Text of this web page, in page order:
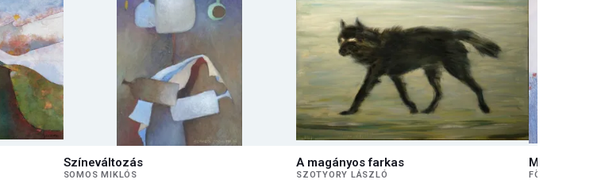
Színeváltozás
SOMOS MIKLÓS
A magányos farkas
SZOTYORY LÁSZLÓ
Macska
FÖLDI PÉTER